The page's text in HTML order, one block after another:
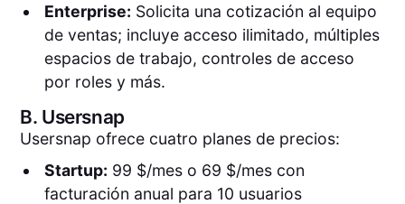
Enterprise: Solicita una cotización al equipo
de ventas; incluye acceso ilimitado, múltiples
espacios de trabajo, controles de acceso
por roles y más.
B. Usersnap
Usersnap ofrece cuatro planes de precios:
Startup: 99 $/mes o 69 $/mes con
facturación anual para 10 usuarios